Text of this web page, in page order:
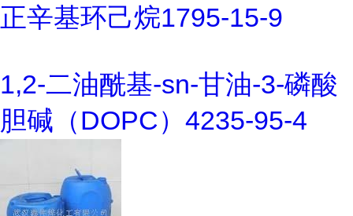
正辛基环己烷1795-15-9
1,2-二油酰基-sn-甘油-3-磷酸
胆碱（DOPC）4235-95-4